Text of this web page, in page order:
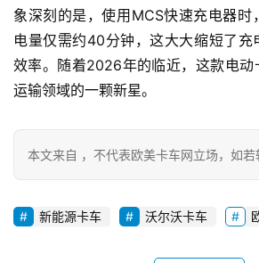
资
讯
频
专
登录 注册
象深刻的是，使用MCS快速充电器时
电量仅需约40分钟，这大大缩短了充
效率。随着2026年的临近，这款电动
运输领域的一颗新星。
本文来自 ，不代表欧美卡车网立场，如
新能源卡车 沃尔沃卡车